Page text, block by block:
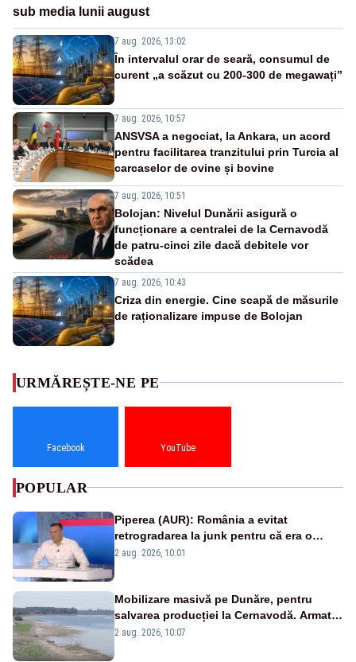
sub media lunii august
7 aug. 2026, 13:02
În intervalul orar de seară, consumul de
curent „a scăzut cu 200-300 de megawați”
7 aug. 2026, 10:57
ANSVSA a negociat, la Ankara, un acord
pentru facilitarea tranzitului prin Turcia al
carcaselor de ovine și bovine
7 aug. 2026, 10:51
Bolojan: Nivelul Dunării asigură o
funcționare a centralei de la Cernavodă
de patru-cinci zile dacă debitele vor
scădea
7 aug. 2026, 10:43
Criza din energie. Cine scapă de măsurile
de raționalizare impuse de Bolojan
URMĂREȘTE-NE PE
Facebook YouTube
POPULAR
Piperea (AUR): România a evitat
retrogradarea la junk pentru că era o
catastrofă pentru bănci și fondurile de
2 aug. 2026, 10:01
Mobilizare masivă pe Dunăre, pentru
salvarea producției la Cernavodă. Armata
va detona o stâncă și va devia apa
2 aug. 2026, 10:07